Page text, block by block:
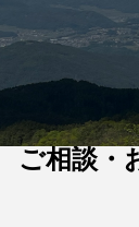
ご相談・